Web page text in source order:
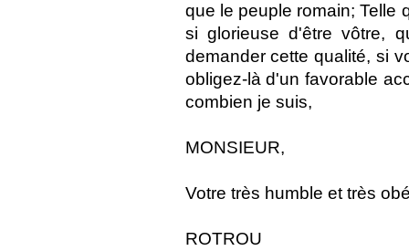
que le peuple romain; Telle
si glorieuse d'être vôtre,
demander cette qualité, si
obligez-là d'un favorable
combien je suis,
MONSIEUR,
Votre très humble et très
ROTROU